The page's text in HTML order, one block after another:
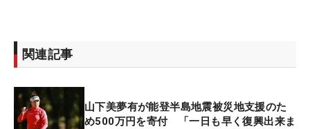
関連記事
山下美夢有が能登半島地震被災地支援のた
め500万円を寄付 「一日も早く復興出来ま